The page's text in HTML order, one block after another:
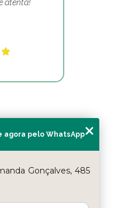
atenta!
em
agora pelo WhatsApp
Gonçalves, 485